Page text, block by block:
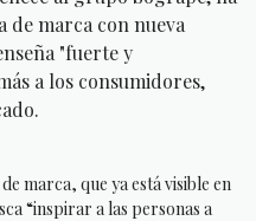
de marca con nueva
"fuerte y
a los consumidores,
marca, que ya está visible en
“inspirar a las personas a